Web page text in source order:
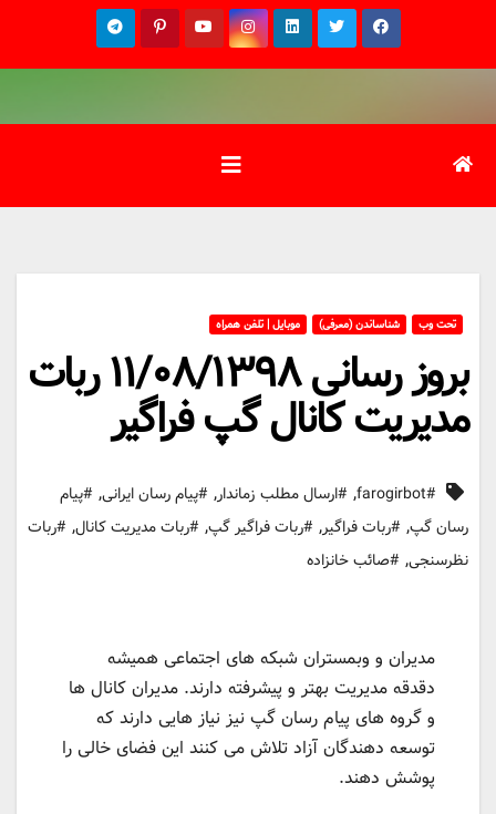
تحت وب شناساندن (معرفی) موبایل | تلفن همراه
بروز رسانی ۱۱/۰۸/۱۳۹۸ ربات
مدیریت کانال گپ فراگیر
#farogirbot
, #ارسال مطلب زماندار, #پیام رسان ایرانی, #پیام
رسان گپ, #ربات فراگیر, #ربات فراگیر گپ, #ربات مدیریت کانال, #ربات
نظرسنجی, #صائب خانزاده
مدیران و وبمستران شبکه های اجتماعی همیشه
دقدقه مدیریت بهتر و پیشرفته دارند. مدیران کانال ها
و گروه های پیام رسان گپ نیز نیاز هایی دارند که
توسعه دهندگان آزاد تلاش می کنند این فضای خالی را
پوشش دهند.